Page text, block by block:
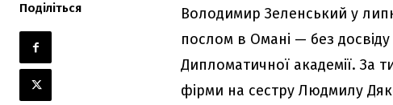
Поділіться
Володимир Зеленський у
послом в Омані — без
Дипломатичної академії. За
фірми на сестру Людмилу